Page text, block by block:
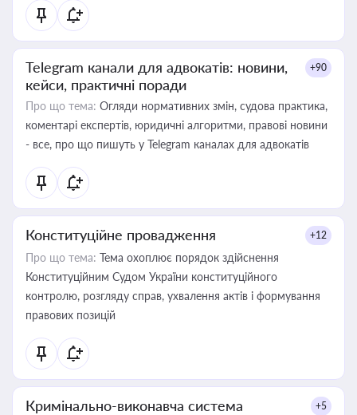
Telegram канали для адвокатів: новини,
кейси, практичні поради
+90
Про що тема: Огляди нормативних змін, судова практика,
коментарі експертів, юридичні алгоритми, правові новини
- все, про що пишуть у Telegram каналах для адвокатів
Конституційне провадження +12
Про що тема: Тема охоплює порядок здійснення
Конституційним Судом України конституційного
контролю, розгляду справ, ухвалення актів і формування
правових позицій
Кримінально-виконавча система +5